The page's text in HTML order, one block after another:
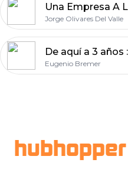
Una Empresa A
Jorge Olivares Del Valle
Eugenio Bremer
hubhopper